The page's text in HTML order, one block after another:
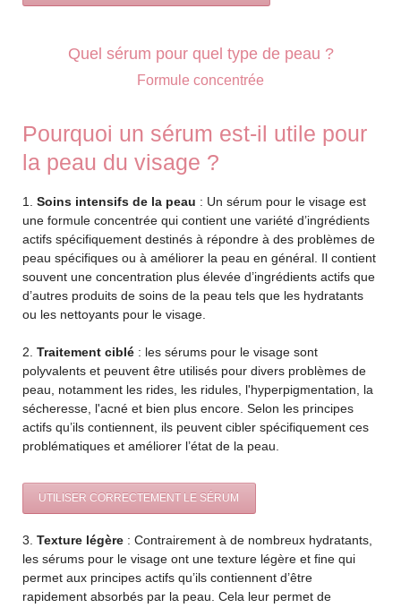
Quel sérum pour quel type de peau ?
Formule concentrée
Pourquoi un sérum est-il utile pour
la peau du visage ?
1. Soins intensifs de la peau : Un sérum pour le visage est
une formule concentrée qui contient une variété d’ingrédients
actifs spécifiquement destinés à répondre à des problèmes de
peau spécifiques ou à améliorer la peau en général. Il contient
souvent une concentration plus élevée d’ingrédients actifs que
d’autres produits de soins de la peau tels que les hydratants
ou les nettoyants pour le visage.
2. Traitement ciblé: les sérums pour le visage sont
polyvalents et peuvent être utilisés pour divers problèmes de
peau, notamment les rides, les ridules, l'hyperpigmentation, la
sécheresse, l'acné et bien plus encore. Selon les principes
actifs qu’ils contiennent, ils peuvent cibler spécifiquement ces
problématiques et améliorer l’état de la peau.
UTILISER CORRECTEMENT LE SÉRUM
3. Texture légère: Contrairement à de nombreux hydratants,
les sérums pour le visage ont une texture légère et fine qui
permet aux principes actifs qu’ils contiennent d’être
rapidement absorbés par la peau. Cela leur permet de